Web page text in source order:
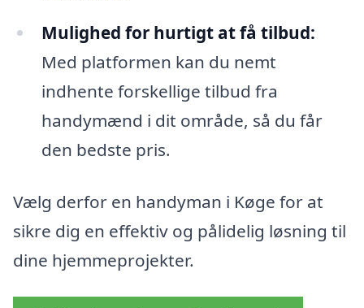
Mulighed for hurtigt at få tilbud:
Med platformen kan du nemt
indhente forskellige tilbud fra
handymænd i dit område, så du får
den bedste pris.
Vælg derfor en handyman i Køge for at
sikre dig en effektiv og pålidelig løsning til
dine hjemmeprojekter.